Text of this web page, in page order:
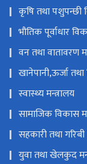
कृषि तथा पशुपन्छी
भौतिक पूर्वाधार
वन तथा वातावरण
खानेपानी,ऊर्जा
स्वास्थ्य मन्त्रालय
सामाजिक विकास
सहकारी तथा
युवा तथा खेलकुद